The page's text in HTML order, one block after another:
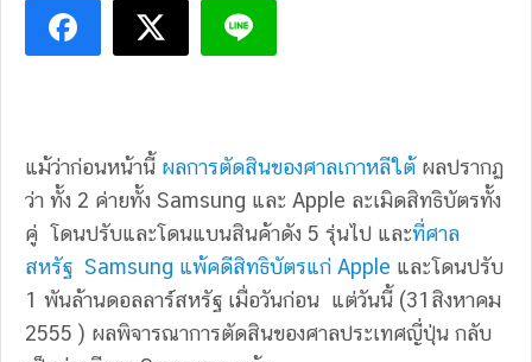
แม้ว่าก่อนหน้านี้ ผลการตัดสินของศาลเกาหลีใต้ ผลปรากฏ
ว่า ทั้ง 2 ค่ายทั้ง Samsung และ Apple ละเมิดสิทธิบัตรทั้ง
คู่ โดนปรับและโดนแบนสินค้าดัง 5 รุ่นไป และที่ศาล
สหรัฐ Samsung แพ้คดีสิทธิบัตรแก่ Apple และโดนปรับ
1 พันล้านดอลลาร์สหรัฐ เมื่อวันก่อน แต่วันนี้ (31สิงหาคม
2555 ) ผลพิจารณาการตัดสินของศาลประเทศญี่ปุ่น กลับ